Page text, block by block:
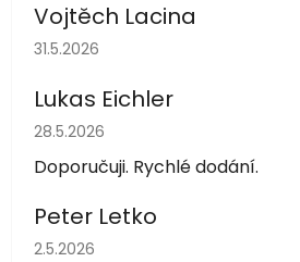
Vojtěch Lacina
Hodnocení obchodu je 5 z 5
31.5.2026
Lukas Eichler
Hodnocení obchodu je 5 z 5
28.5.2026
Doporučuji. Rychlé dodání.
Peter Letko
Hodnocení obchodu je 5 z 5
2.5.2026